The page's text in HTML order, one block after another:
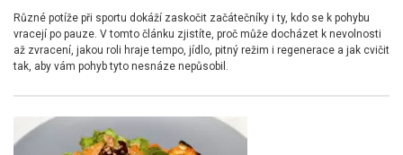
Různé potíže při sportu dokáží zaskočit začátečníky i ty, kdo se k pohybu
vracejí po pauze. V tomto článku zjistíte, proč může docházet k nevolnosti
až zvracení, jakou roli hraje tempo, jídlo, pitný režim i regenerace a jak cvičit
tak, aby vám pohyb tyto nesnáze nepůsobil.